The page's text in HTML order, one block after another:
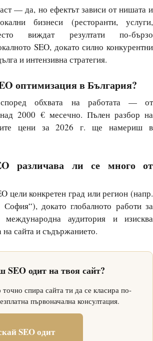
— да, но ефектът зависи от нишата и
бизнеси (ресторанти, услуги,
виждат резултати по-бързо
SEO, докато силно конкурентни
и интензивна стратегия.
оптимизация в България?
обхвата на работата — от
над 2000 € месечно. Пълен разбор на
цени за 2026 г. ще намериш в
различава ли се много от
цели конкретен град или регион (напр.
София“), докато глобалното работи за
аудитория и изисква
на сайта и съдържанието.
SEO одит на твоя сайт?
точно спира сайта ти да се класира по-
първоначална консултация.
SEO одит